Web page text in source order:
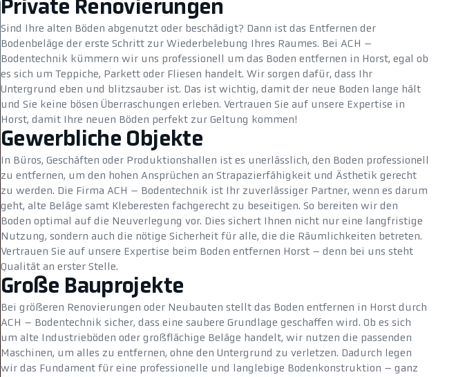
Private Renovierungen
Sind Ihre alten Böden abgenutzt oder beschädigt? Dann ist das Entfernen der
Bodenbeläge der erste Schritt zur Wiederbelebung Ihres Raumes. Bei ACH –
Bodentechnik kümmern wir uns professionell um das Boden entfernen in Horst, egal ob
es sich um Teppiche, Parkett oder Fliesen handelt. Wir sorgen dafür, dass Ihr
Untergrund eben und blitzsauber ist. Das ist wichtig, damit der neue Boden lange hält
und Sie keine bösen Überraschungen erleben. Vertrauen Sie auf unsere Expertise in
Horst, damit Ihre neuen Böden perfekt zur Geltung kommen!
Gewerbliche Objekte
In Büros, Geschäften oder Produktionshallen ist es unerlässlich, den Boden professionell
zu entfernen, um den hohen Ansprüchen an Strapazierfähigkeit und Ästhetik gerecht
zu werden. Die Firma ACH – Bodentechnik ist Ihr zuverlässiger Partner, wenn es darum
geht, alte Beläge samt Kleberesten fachgerecht zu beseitigen. So bereiten wir den
Boden optimal auf die Neuverlegung vor. Dies sichert Ihnen nicht nur eine langfristige
Nutzung, sondern auch die nötige Sicherheit für alle, die die Räumlichkeiten betreten.
Vertrauen Sie auf unsere Expertise beim Boden entfernen Horst – denn bei uns steht
Qualität an erster Stelle.
Große Bauprojekte
Bei größeren Renovierungen oder Neubauten stellt das Boden entfernen in Horst durch
ACH – Bodentechnik sicher, dass eine saubere Grundlage geschaffen wird. Ob es sich
um alte Industrieböden oder großflächige Beläge handelt, wir nutzen die passenden
Maschinen, um alles zu entfernen, ohne den Untergrund zu verletzen. Dadurch legen
wir das Fundament für eine professionelle und langlebige Bodenkonstruktion – ganz